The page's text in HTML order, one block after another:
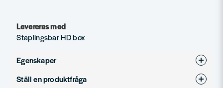
Levereras med
Staplingsbar HD box
Egenskaper
Produkttyp
Ställ en produktfråga